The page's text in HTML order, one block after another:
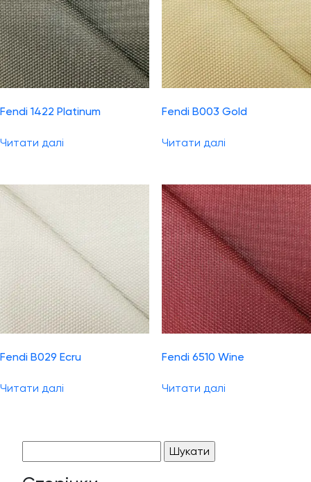
Fendi 1422 Platinum
Читати далі
Fendi B003 Gold
Читати далі
Fendi B029 Ecru
Читати далі
Fendi 6510 Wine
Читати далі